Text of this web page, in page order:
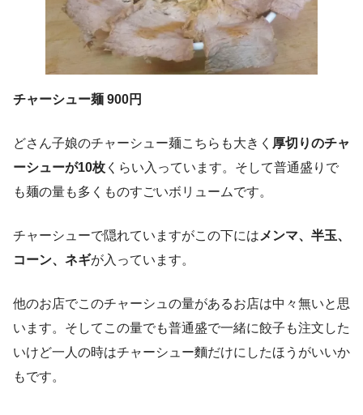
チャーシュー麺 900円
どさん子娘のチャーシュー麺こちらも大きく 厚切りのチャ
ーシューが10枚 くらい入っています。そして普通盛りで
も麺の量も多くものすごいボリュームです。
チャーシューで隠れていますがこの下には メンマ、半玉、
コーン、ネギが入っています。
他のお店でこのチャーシュの量があるお店は中々無いと思
います。そしてこの量でも普通盛で一緒に餃子も注文した
いけど一人の時はチャーシュー麵だけにしたほうがいいか
もです。